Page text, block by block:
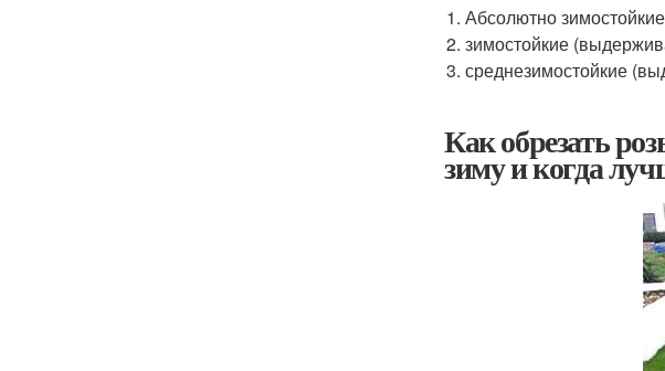
Абсолютно
зимостойкие
среднезимостойкие
Как обрезать
зиму и когда